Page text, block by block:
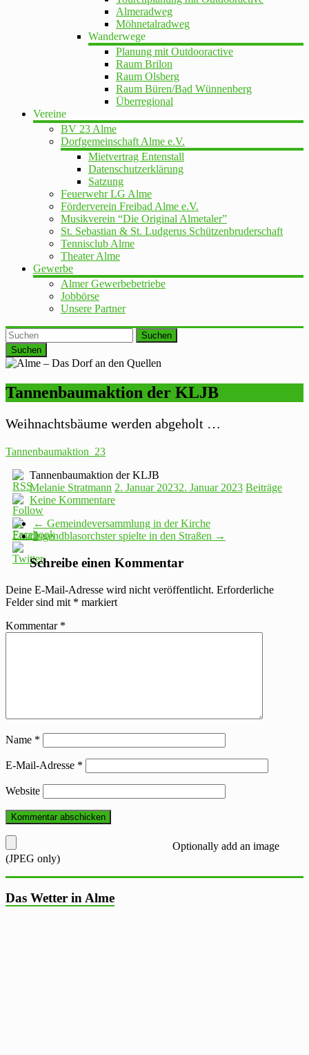
Almeradweg
Möhnetalradweg
Wanderwege
Planung mit Outdooractive
Raum Brilon
Raum Olsberg
Raum Büren/Bad Wünnenberg
Überregional
Vereine
BV 23 Alme
Dorfgemeinschaft Alme e.V.
Mietvertrag Entenstall
Datenschutzerklärung
Satzung
Feuerwehr LG Alme
Förderverein Freibad Alme e.V.
Musikverein “Die Original Almetaler”
St. Sebastian & St. Ludgerus Schützenbruderschaft
Tennisclub Alme
Theater Alme
Gewerbe
Almer Gewerbebetriebe
Jobbörse
Unsere Partner
Suchen
Tannenbaumaktion der KLJB
Weihnachtsbäume werden abgeholt …
Tannenbaumaktion_23
Tannenbaumaktion der KLJB
Melanie Stratmann 2. Januar 20232. Januar 2023 Beiträge
Keine Kommentare
← Gemeindeversammlung in der Kirche
Jugendblasorchster spielte in den Straßen →
Schreibe einen Kommentar
Deine E-Mail-Adresse wird nicht veröffentlicht. Erforderliche
Felder sind mit * markiert
Kommentar *
Name *
E-Mail-Adresse *
Website
Optionally add an image
(JPEG only)
Das Wetter in Alme